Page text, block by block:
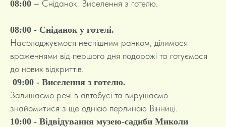
08:00 – Сніданок. Виселення з готелю.
08:00 - Сніданок у готелі.
Насолоджуємося неспішним ранком, ділимося
враженнями від першого дня подорожі та готуємося
до нових відкриттів.
09:00 - Виселення з готелю.
Залишаємо речі в автобусі та вирушаємо
знайомитися з ще однією перлиною Вінниці.
10:00 - Відвідування музею-садиби Миколи